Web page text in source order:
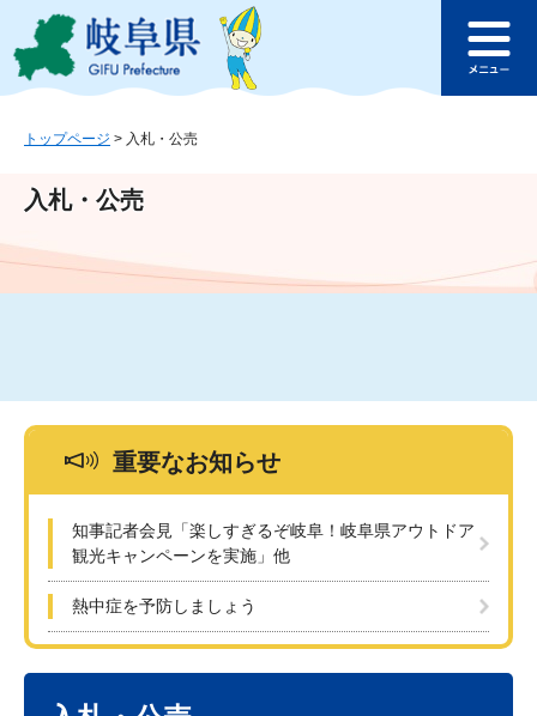
ジ
ュ
文
このページの本文へ
ュ
トップページ > 入札・公売
入札・公売
重要なお知らせ
知事記者会見「楽しすぎるぞ岐阜！岐阜県アウトドア
観光キャンペーンを実施」他
熱中症を予防しましょう